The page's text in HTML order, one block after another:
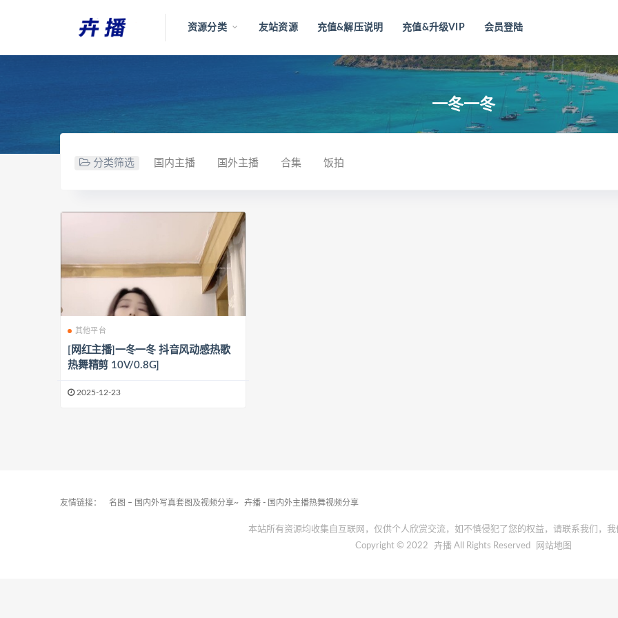
资源分类 友站资源 充值&解压说明 充值&升级VIP 会员登陆
一冬一冬
分类筛选 国内主播 国外主播 合集 饭拍
其他平台
[网红主播]一冬一冬 抖音风动感热歌
热舞精剪 10V/0.8G]
2025-12-23
友情链接： 名图 – 国内外写真套图及视频分享~ 卉播 - 国内外主播热舞视频分享
本站所有资源均收集自互联网，仅供个人欣赏交流，如不慎侵犯了您的权益，请联系我们，我
Copyright © 2022
卉播 All Rights Reserved 网站地图